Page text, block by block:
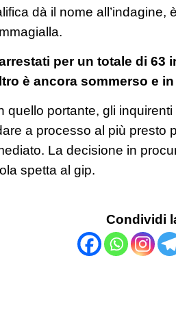
dà il nome all’indagine,
per un totale di 63
è ancora sommerso e
quello portante, gli
a processo al più presto
La decisione in
spetta al gip.
Condividi